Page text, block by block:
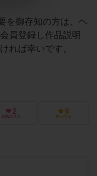
を御存知の方は、ヘ
員登録し作品説明
れば幸いです。
2
お気に入り
6
持ってる